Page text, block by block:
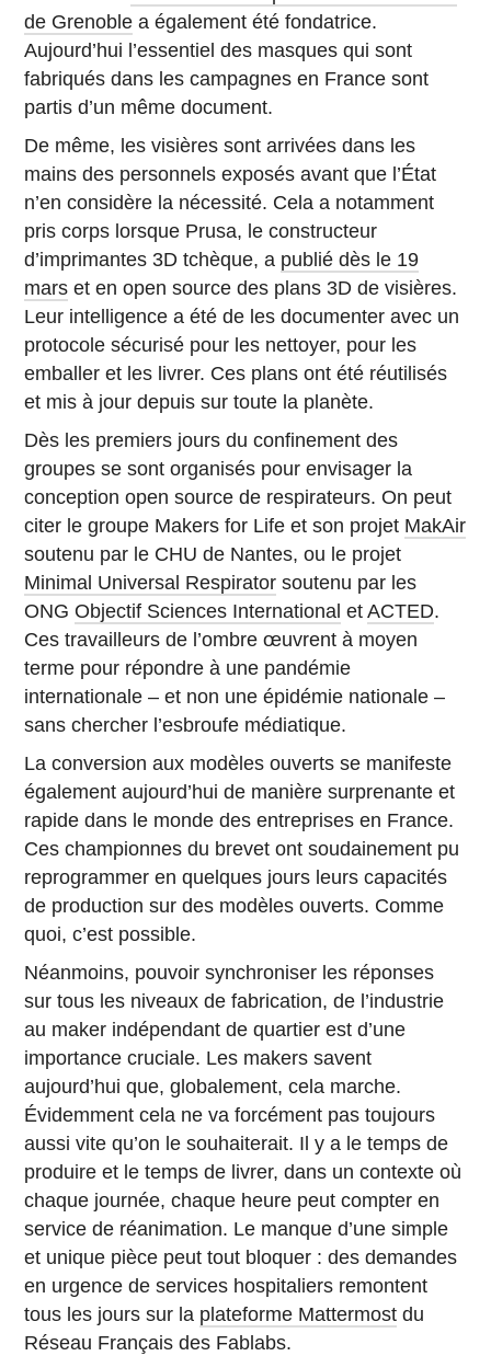
de Grenoble a également été fondatrice.
Aujourd’hui l’essentiel des masques qui sont
fabriqués dans les campagnes en France sont
partis d’un même document.
De même, les visières sont arrivées dans les
mains des personnels exposés avant que l’État
n’en considère la nécessité. Cela a notamment
pris corps lorsque Prusa, le constructeur
d’imprimantes 3D tchèque, a publié dès le 19
mars et en open source des plans 3D de visières.
Leur intelligence a été de les documenter avec un
protocole sécurisé pour les nettoyer, pour les
emballer et les livrer. Ces plans ont été réutilisés
et mis à jour depuis sur toute la planète.
Dès les premiers jours du confinement des
groupes se sont organisés pour envisager la
conception open source de respirateurs. On peut
citer le groupe Makers for Life et son projet MakAir
soutenu par le CHU de Nantes, ou le projet
Minimal Universal Respirator soutenu par les
ONGObjectif Sciences International etACTED.
Ces travailleurs de l’ombre œuvrent à moyen
terme pour répondre à une pandémie
internationale – et non une épidémie nationale –
sans chercher l’esbroufe médiatique.
La conversion aux modèles ouverts se manifeste
également aujourd’hui de manière surprenante et
rapide dans le monde des entreprises en France.
Ces championnes du brevet ont soudainement pu
reprogrammer en quelques jours leurs capacités
de production sur des modèles ouverts. Comme
quoi, c’est possible.
Néanmoins, pouvoir synchroniser les réponses
sur tous les niveaux de fabrication, de l’industrie
au maker indépendant de quartier est d’une
importance cruciale. Les makers savent
aujourd’hui que, globalement, cela marche.
Évidemment cela ne va forcément pas toujours
aussi vite qu’on le souhaiterait. Il y a le temps de
produire et le temps de livrer, dans un contexte où
chaque journée, chaque heure peut compter en
service de réanimation. Le manque d’une simple
et unique pièce peut tout bloquer : des demandes
en urgence de services hospitaliers remontent
tous les jours sur la plateforme Mattermost du
Réseau Français des Fablabs.